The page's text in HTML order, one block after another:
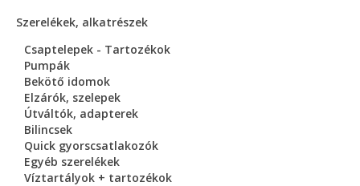
Szerelékek, alkatrészek
Csaptelepek - Tartozékok
Pumpák
Bekötő idomok
Elzárók, szelepek
Útváltók, adapterek
Bilincsek
Quick gyorscsatlakozók
Egyéb szerelékek
Víztartályok + tartozékok